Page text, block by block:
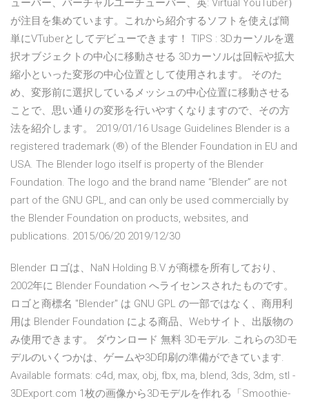
ューバー、バーチャルユーチューバー、英: Virtual YouTuber）
が注目を集めています。これから紹介するソフトを使えば簡
単にVTuberとしてデビューできます！ TIPS : 3Dカーソルを選
択オブジェクトの中心に移動させる 3Dカーソルは回転や拡大
縮小といった変形の中心位置として使用されます。 そのた
め、変形前に選択しているメッシュの中心位置に移動させる
ことで、思い通りの変形を行いやすくなりますので、その方
法を紹介します。 2019/01/16 Usage Guidelines Blender is a
registered trademark (®) of the Blender Foundation in EU and
USA. The Blender logo itself is property of the Blender
Foundation. The logo and the brand name “Blender” are not
part of the GNU GPL, and can only be used commercially by
the Blender Foundation on products, websites, and
publications. 2015/06/20 2019/12/30
Blender ロゴは、NaN Holding B.V が商標を所有しており、
2002年に Blender Foundation へライセンスされたものです。
ロゴと商標名 "Blender" は GNU GPL の一部ではなく、商用利
用は Blender Foundation による商品、Webサイト、出版物の
み使用できます。 ダウンロード 無料 3Dモデル. これらの3Dモ
デルのいくつかは、ゲームや3D印刷の準備ができています.
Available formats: c4d, max, obj, fbx, ma, blend, 3ds, 3dm, stl -
3DExport.com 1枚の画像から3Dモデルを作れる「Smoothie-